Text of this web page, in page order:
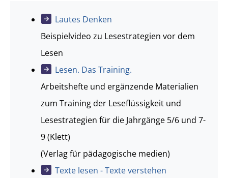
Lautes Denken
Beispielvideo zu Lesestrategien vor dem
Lesen
Lesen. Das Training.
Arbeitshefte und ergänzende Materialien
zum Training der Leseflüssigkeit und
Lesestrategien für die Jahrgänge 5/6 und 7-
9 (Klett)
(Verlag für pädagogische medien)
Texte lesen - Texte verstehen